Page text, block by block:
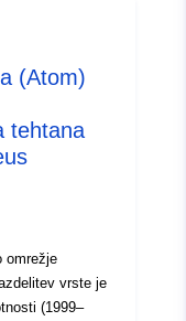
v katerih je
njegove
Prisotnost
več
in kartice
(Atom)
tehtana
omrežje
(1999–